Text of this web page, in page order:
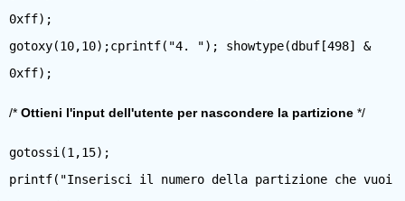
0xff);
gotoxy(10,10);cprintf("4. "); showtype(dbuf[498] &
/* Ottieni l'input dell'utente per nascondere la partizione */
gotossi(1,15);
printf("Inserisci il numero della partizione che vuoi